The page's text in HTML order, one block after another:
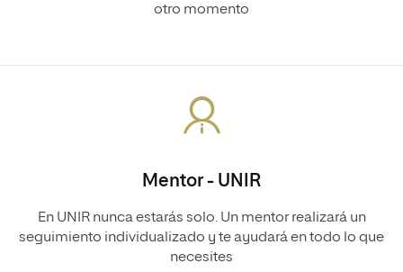
otro momento
Mentor - UNIR
En UNIR nunca estarás solo. Un mentor realizará un
seguimiento individualizado y te ayudará en todo lo que
necesites